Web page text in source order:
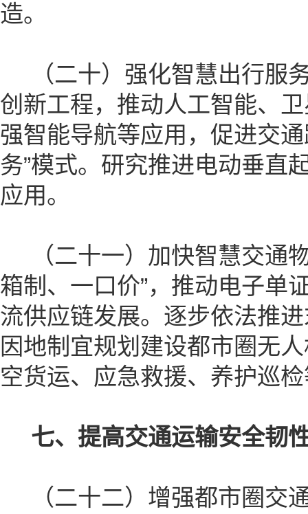
造。
（二十）强化智慧出行服
创新工程，推动人工智能、
强智能导航等应用，促进交
务”模式。研究推进电动垂直
应用。
（二十一）加快智慧交通
箱制、一口价”，推动电子单
流供应链发展。逐步依法推
因地制宜规划建设都市圈无
空货运、应急救援、养护巡
七、提高交通运输安全韧
（二十二）增强都市圈交